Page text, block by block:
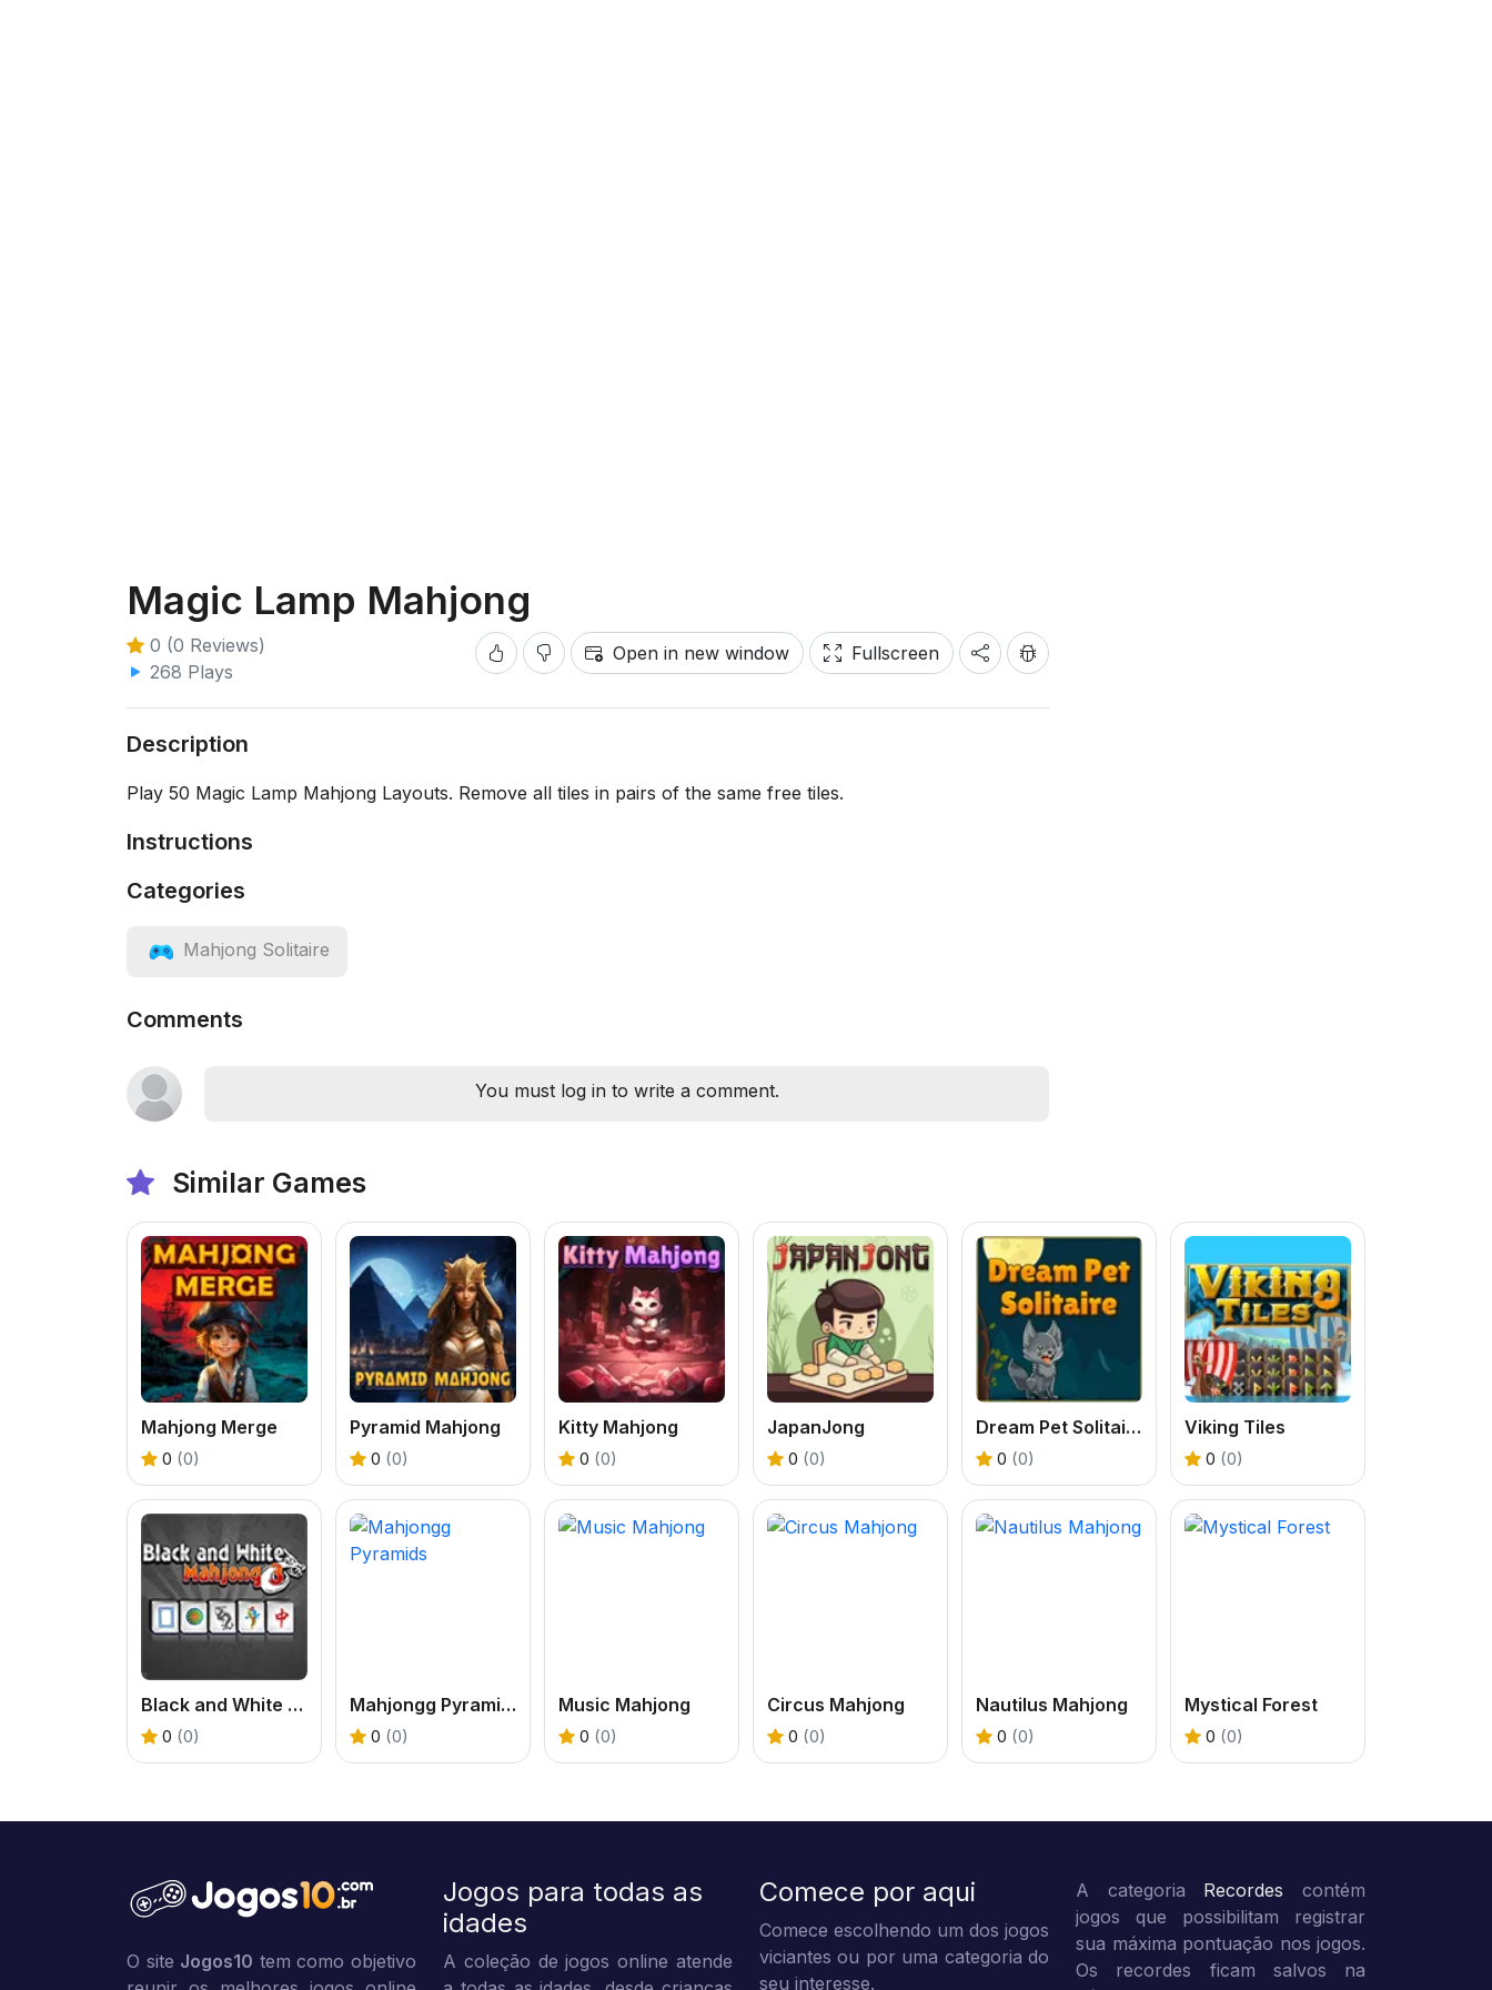
Magic Lamp Mahjong
0 (0 Reviews)
268 Plays
Open in new window Fullscreen
Description
Play 50 Magic Lamp Mahjong Layouts. Remove all tiles in pairs of the same free tiles.
Instructions
Categories
Mahjong Solitaire
Comments
You must log in to write a comment.
Similar Games
Mahjong Merge
0 (0)
Pyramid Mahjong
0 (0)
Kitty Mahjong
0 (0)
JapanJong
0 (0)
Dream Pet Solitaire
0 (0)
Viking Tiles
0 (0)
Black and White Mahjong 3
0 (0)
Mahjongg Pyramids
0 (0)
Music Mahjong
0 (0)
Circus Mahjong
0 (0)
Nautilus Mahjong
0 (0)
Mystical Forest
0 (0)
O site Jogos10 tem como objetivo
Jogos para todas as
idades
A coleção de jogos online atende
Comece por aqui
Comece escolhendo um dos jogos
viciantes ou por uma categoria do
seu interesse.
A categoria Recordes contém
jogos que possibilitam registrar
sua máxima pontuação nos jogos.
Os recordes ficam salvos na